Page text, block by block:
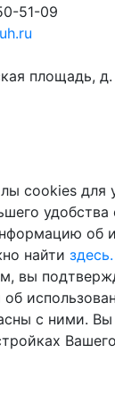
51-09
площадь, д.
cookies для
удобства
об
найти здесь.
вы
с ними.